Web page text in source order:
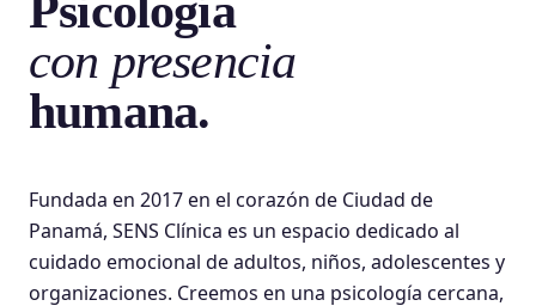
con presencia
humana.
Fundada en 2017 en el corazón de Ciudad de
Panamá, SENS Clínica es un espacio dedicado al
cuidado emocional de adultos, niños, adolescentes y
organizaciones. Creemos en una psicología cercana,